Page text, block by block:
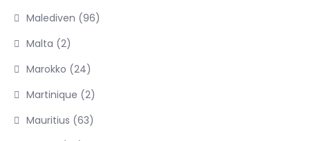
Malediven (96)
Malta (2)
Marokko (24)
Martinique (2)
Mauritius (63)